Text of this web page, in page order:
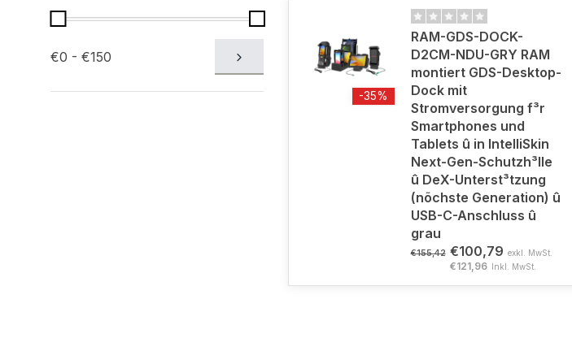
€0 - €150
-35%
RAM-GDS-DOCK-
D2CM-NDU-GRY RAM
montiert GDS-Desktop-
Dock mit
Stromversorgung f³r
Smartphones und
Tablets û in IntelliSkin
Next-Gen-Schutzh³lle
û DeX-Unterst³tzung
(nõchste Generation) û
USB-C-Anschluss û
grau
€155,42 €100,79 exkl. MwSt.
€121,96 Inkl. MwSt.